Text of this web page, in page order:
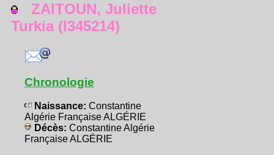
ZAITOUN, Juliette
Turkia (I345214)
Chronologie
Naissance: Constantine
Algérie Française ALGÉRIE
Décès: Constantine Algérie
Française ALGÉRIE